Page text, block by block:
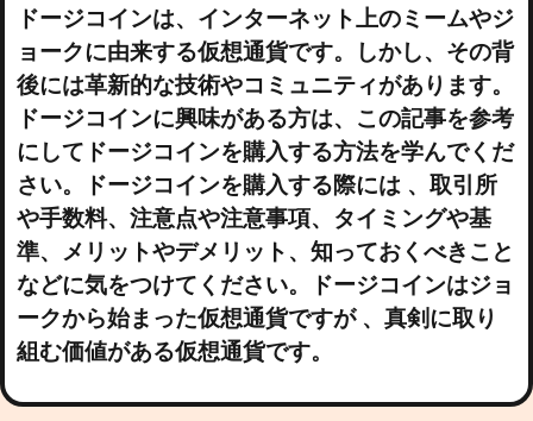
ドージコインは、インターネット上のミームやジ
ョークに由来する仮想通貨です。しかし、その背
後には革新的な技術やコミュニティがあります。
ドージコインに興味がある方は、この記事を参考
にしてドージコインを購入する方法を学んでくだ
さい。ドージコインを購入する際には 、取引所
や手数料、注意点や注意事項、タイミングや基
準、メリットやデメリット、知っておくべきこと
などに気をつけてください。ドージコインはジョ
ークから始まった仮想通貨ですが 、真剣に取り
組む価値がある仮想通貨です。